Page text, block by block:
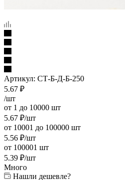
Артикул: СТ-Б-Д-Б-250
5.67 ₽
/шт
от 1 до 10000 шт
5.67 ₽/шт
от 10001 до 100000 шт
5.56 ₽/шт
от 100001 шт
5.39 ₽/шт
Много
Нашли дешевле?